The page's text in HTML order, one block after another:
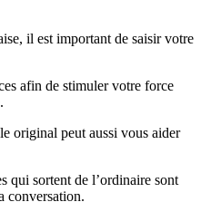
il est important de saisir votre
afin de stimuler votre force
original peut aussi vous aider
qui sortent de l’ordinaire sont
conversation.